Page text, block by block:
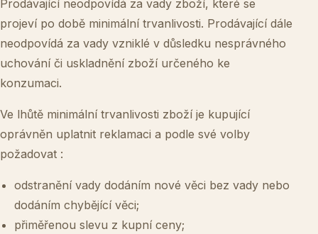
Prodávající neodpovídá za vady zboží, které se
projeví po době minimální trvanlivosti. Prodávající dále
neodpovídá za vady vzniklé v důsledku nesprávného
uchování či uskladnění zboží určeného ke
konzumaci.
Ve lhůtě minimální trvanlivosti zboží je kupující
oprávněn uplatnit reklamaci a podle své volby
požadovat :
odstranění vady dodáním nové věci bez vady nebo
dodáním chybějící věci;
přiměřenou slevu z kupní ceny;